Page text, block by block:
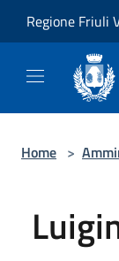
Regione Friuli
Home >